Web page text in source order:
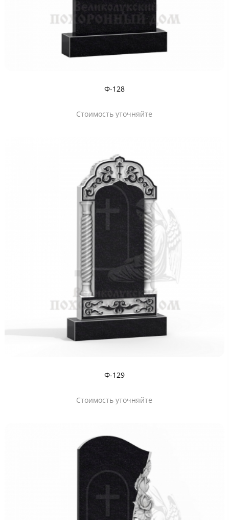
Ф-128
Стоимость уточняйте
Ф-129
Стоимость уточняйте